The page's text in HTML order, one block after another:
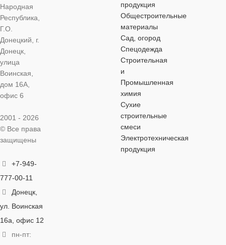
ДЛИНА
ДИАМЕТР
4,8 мм
С ШАЙБОЙ
да
шестигранник
ПОКРЫТИЕ
КОЛИЧЕСТВО
В УПАКОВКЕ
ДЛИНА
ДИАМЕТР
6,3 мм
С ШАЙБОЙ
Народная
Республика,
Г.О.
Донецкий, г.
Донецк,
улица
Воинская,
дом 16А,
офис 6
2001 - 2026
© Все права
защищены
+7-949-
777-00-11
Донецк,
ул. Воинская
16а, офис 12
пн-пт:
продукция
Общестроительные
материалы
Сад, огород
Спецодежда
Строительная
и
Промышленная
химия
Сухие
строительные
смеси
Электротехническая
продукция